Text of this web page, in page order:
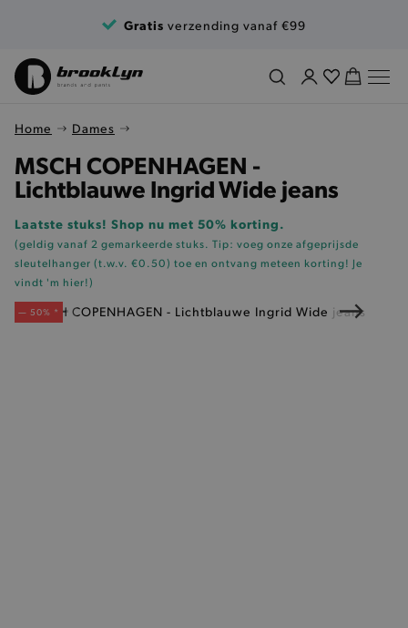
Gratis verzending vanaf €99
Home Dames
MSCH COPENHAGEN -
Lichtblauwe Ingrid Wide jeans
Laatste stuks! Shop nu met 50% korting.
(geldig vanaf 2 gemarkeerde stuks. Tip: voeg onze afgeprijsde
sleutelhanger (t.w.v. €0.50) toe en ontvang meteen korting! Je
vindt 'm hier!)
— 50% *